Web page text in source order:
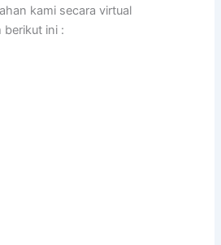
kami secara virtual
berikut ini :